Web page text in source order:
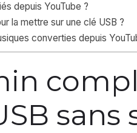
depuis YouTube ?
la mettre sur une clé USB ?
converties depuis
sans